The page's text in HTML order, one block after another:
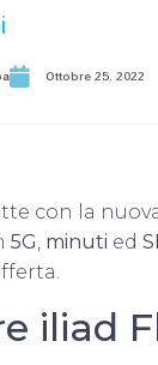
Ottobre 25, 2022
con la
5G, minuti ed
iliad